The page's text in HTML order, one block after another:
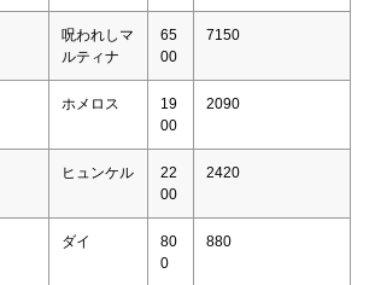
呪われしマ
ルティナ
65
00
7150
ホメロス
19
00
2090
ヒュンケル
22
00
2420
ダイ
80
0
880